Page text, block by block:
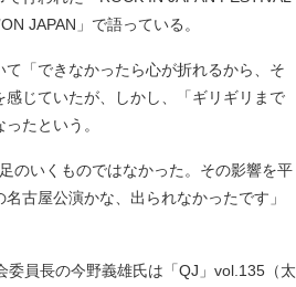
JAPAN」で語っている。
「できなかったら心が折れるから、そ
じていたが、しかし、「ギリギリまで
たという。
のいくものではなかった。その影響を平
古屋公演かな、出られなかったです」
員長の今野義雄氏は「QJ」vol.135（太